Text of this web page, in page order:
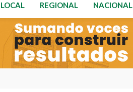
LOCAL REGIONAL NACIONAL